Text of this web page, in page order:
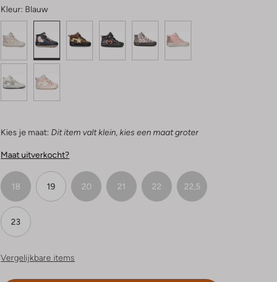
Kleur: Blauw
Kies je maat: Dit item valt klein, kies een maat groter
Maat uitverkocht?
18 19 20 21 22 22,5
23
Vergelijkbare items